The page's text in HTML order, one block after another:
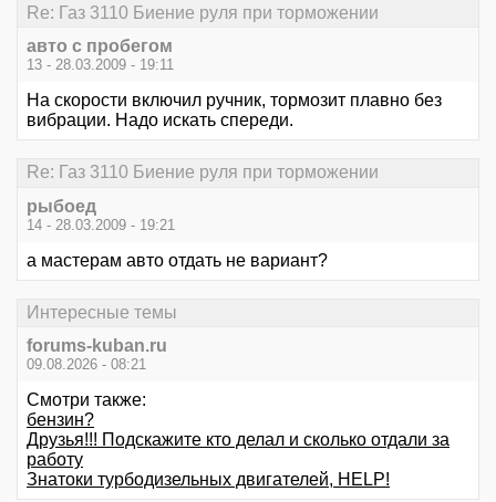
Re: Газ 3110 Биение руля при торможении
авто с пробегом
13 - 28.03.2009 - 19:11
На скорости включил ручник, тормозит плавно без
вибрации. Надо искать спереди.
Re: Газ 3110 Биение руля при торможении
рыбоед
14 - 28.03.2009 - 19:21
а мастерам авто отдать не вариант?
Интересные темы
forums-kuban.ru
09.08.2026 - 08:21
Смотри также:
бензин?
Друзья!!! Подскажите кто делал и сколько отдали за
работу
Знатоки турбодизельных двигателей, HELP!